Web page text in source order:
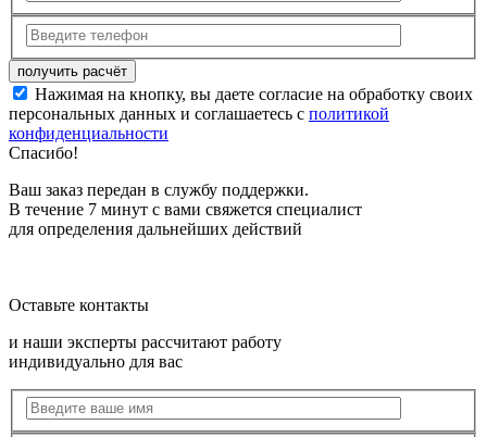
Нажимая на кнопку, вы даете согласие на обработку своих
персональных данных и соглашаетесь с политикой
конфиденциальности
Спасибо!
Ваш заказ передан в службу поддержки.
В течение 7 минут с вами свяжется специалист
для определения дальнейших действий
Оставьте контакты
и наши эксперты рассчитают работу
индивидуально для вас